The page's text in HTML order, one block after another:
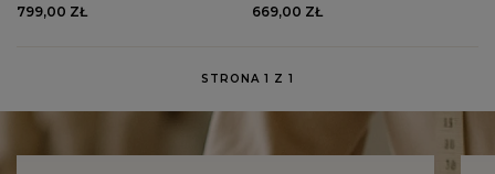
799,00 ZŁ
669,00 ZŁ
STRONA 1 Z 1